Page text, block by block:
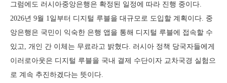
그럼에도 러시아중앙은행은 확정된 일정에 따라 진행 중이다.
2026년 9월 1일부터 디지털 루블을 대규모로 도입할 계획이다. 중
앙은행은 국민이 익숙한 은행 앱을 통해 디지털 루블에 접속할 수
있고, 개인 간 이체는 무료라고 밝혔다. 러시아 정책 당국자들에게
이러로아웃은 디지털 루블을 국내 결제 수단이자 교차국경 실험으
로 계속 추진하겠다는 뜻이다.